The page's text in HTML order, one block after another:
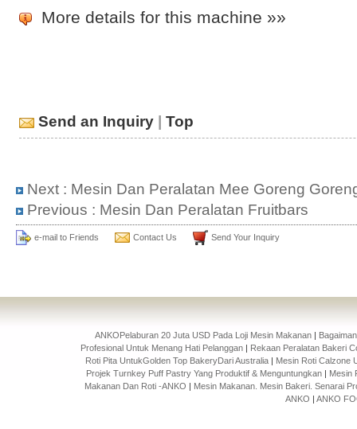
More details for this machine »»
Send an Inquiry | Top
Next : Mesin Dan Peralatan Mee Goreng
Previous : Mesin Dan Peralatan Fruitbars
e-mail to Friends Contact Us Send Your Inquiry
ANKOPelaburan 20 Juta USD Pada Loji Mesin Makanan |
Profesional Untuk Menang Hati Pelanggan | Rekaan Peralatan Bakeri
Roti Pita UntukGolden Top BakeryDari Australia | Mesin Roti Calzone
Projek Turnkey Puff Pastry Yang Produktif & Menguntungkan | Mesin
Makanan Dan Roti -ANKO | Mesin Makanan. Mesin Bakeri. Senarai
ANKO |ANKO